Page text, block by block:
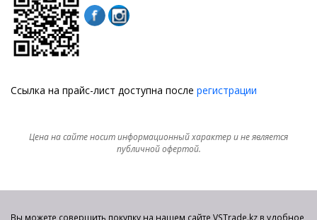
Ссылка на прайс-лист доступна после регистрации
Цена на сайте носит информационный характер и не является
публичной офертой.